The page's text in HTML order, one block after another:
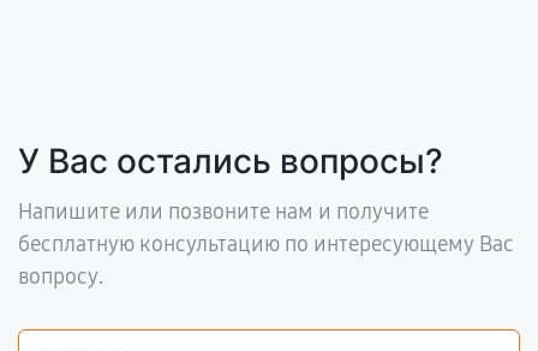
У Вас остались вопросы?
Напишите или позвоните нам и получите
бесплатную консультацию по интересующему Вас
вопросу.